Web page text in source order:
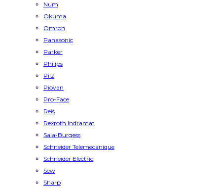
Num
Okuma
Omron
Panasonic
Parker
Philips
Pilz
Piovan
Pro-Face
Reis
Rexroth Indramat
Saia-Burgess
Schneider Telemecanique
Schneider Electric
Sew
Sharp